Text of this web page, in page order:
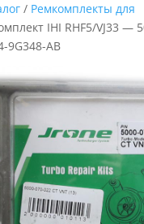
/ Ремкомплекты для
IHI RHF5/VJ33 —
9G348-AB